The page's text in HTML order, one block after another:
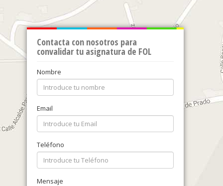
Contacta con nosotros para
convalidar tu asignatura de FOL
Nombre
Email
Teléfono
Mensaje